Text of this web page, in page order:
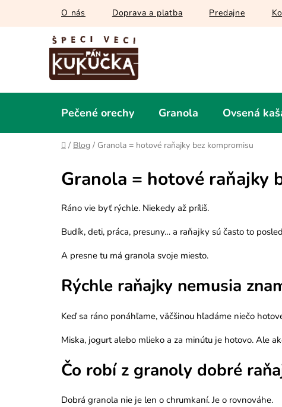
obsah
O nás Doprava a platba Predajne
Pečené orechy Granola Ovsená
Domov
/ Blog / Granola = hotové raňajky bez kompromisu
Granola = hotové raňajky
Ráno vie byť rýchle. Niekedy až príliš.
Budík, deti, práca, presuny… a raňajky sú často to
A presne tu má granola svoje miesto.
Rýchle raňajky nemusia
Keď sa ráno ponáhľame, väčšinou hľadáme niečo
Miska, jogurt alebo mlieko a za minútu je hotovo. Ale
Čo robí z granoly dobré
Dobrá granola nie je len o chrumkaní. Je o rovnováhe.